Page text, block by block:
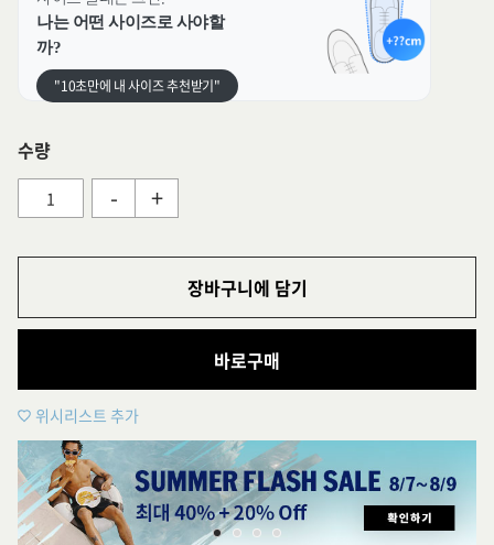
나는 어떤 사이즈로 사야할
까?
"10초만에 내 사이즈 추천받기"
수량
- +
장바구니에 담기
바로구매
위시리스트 추가